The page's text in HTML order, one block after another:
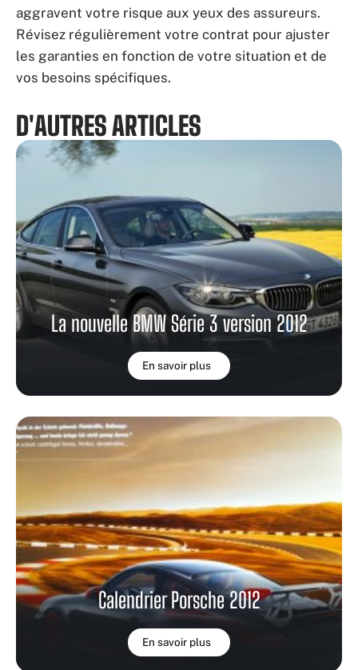
aggravent votre risque aux yeux des assureurs.
Révisez régulièrement votre contrat pour ajuster
les garanties en fonction de votre situation et de
vos besoins spécifiques.
D'AUTRES ARTICLES
La nouvelle BMW Série 3 version 2012
En savoir plus
Calendrier Porsche 2012
En savoir plus